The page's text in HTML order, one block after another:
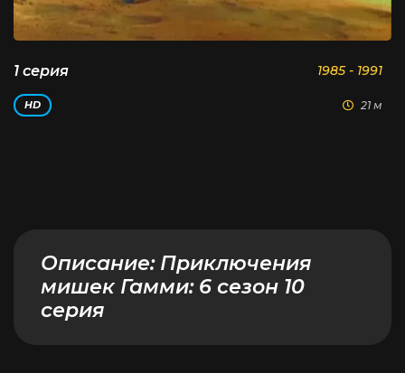
1 серия 1985 - 1991
HD 21 м
Описание: Приключения
мишек Гамми: 6 сезон 10
серия